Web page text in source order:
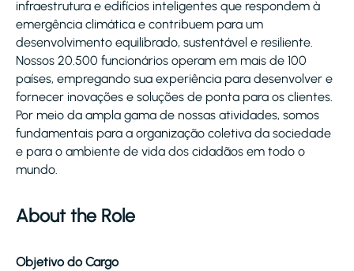
infraestrutura e edifícios inteligentes que respondem à
emergência climática e contribuem para um
desenvolvimento equilibrado, sustentável e resiliente.
Nossos 20.500 funcionários operam em mais de 100
países, empregando sua experiência para desenvolver e
fornecer inovações e soluções de ponta para os clientes.
Por meio da ampla gama de nossas atividades, somos
fundamentais para a organização coletiva da sociedade
e para o ambiente de vida dos cidadãos em todo o
mundo.
About the Role
Objetivo do Cargo